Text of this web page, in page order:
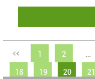
1 2 ...
18
19 20 21